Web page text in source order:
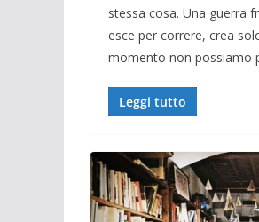
stessa cosa. Una guerra
esce per correre, crea
momento non possiamo
Leggi tutto